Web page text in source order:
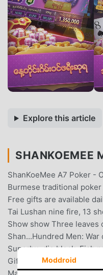
Explore this article
SHANKOEMEE
ShanKoeMee A7 Poker -
Burmese traditional
Free gifts are available
Tai Lushan nine fire, 13
Show show Three leaves
Shan...Hundred Men:
Superbu, die block, Fish
Gift Box revolving shelf
Moddroid